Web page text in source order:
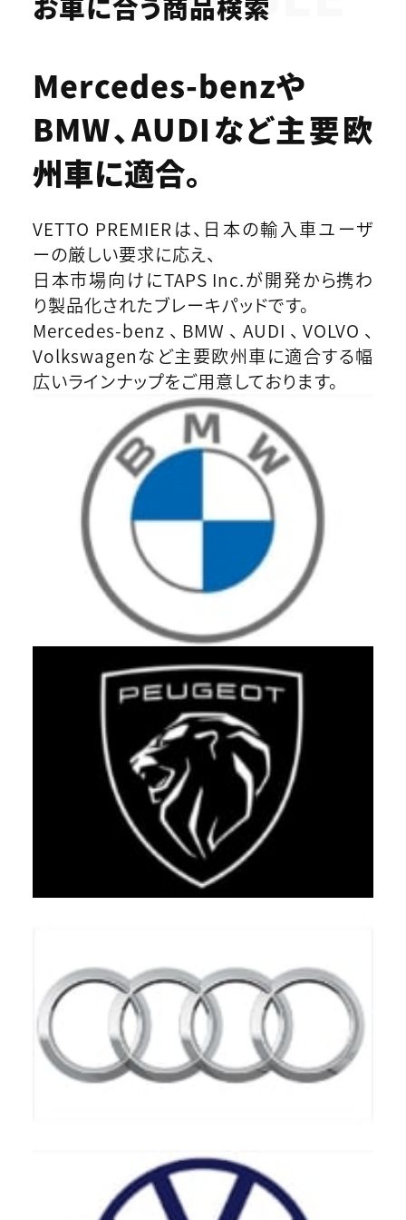
Mercedes-benzや
BMW、AUDIなど主要欧
州車に適合。
VETTO PREMIERは、日本の輸入車ユーザ
ーの厳しい要求に応え、
日本市場向けにTAPS Inc.が開発から携わ
り製品化されたブレーキパッドです。
Mercedes-benz、BMW、AUDI、VOLVO、
Volkswagenなど主要欧州車に適合する幅
広いラインナップをご用意しております。